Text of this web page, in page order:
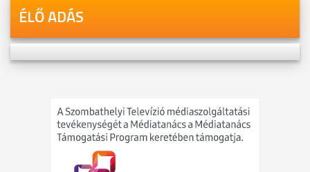
ÉLŐ ADÁS